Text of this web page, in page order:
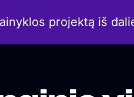
projektą iš